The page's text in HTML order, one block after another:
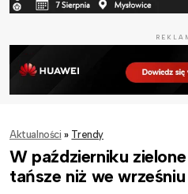
Aktualności » Trendy
W październiku
tańsze niż we wrześniu